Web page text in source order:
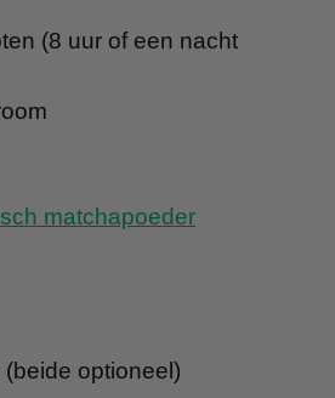
(8 uur of een nacht
matchapoeder
optioneel)